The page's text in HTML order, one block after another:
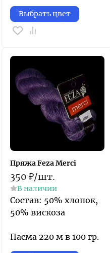
Выбрать цвет
Пряжа Feza Merci
350 ₽/шт.
В наличии
Состав: 50% хлопок,
50% вискоза
Пасма 220 м в 100 гр.